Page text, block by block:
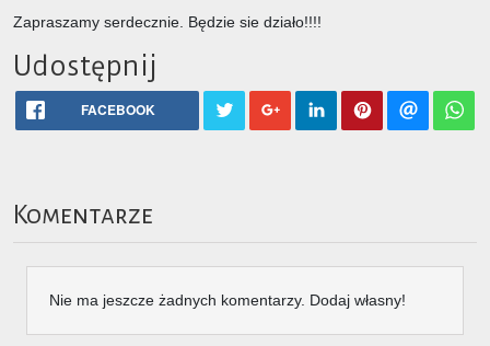
Zapraszamy serdecznie. Będzie sie działo!!!!
Udostępnij
FACEBOOK
Komentarze
Nie ma jeszcze żadnych komentarzy. Dodaj własny!